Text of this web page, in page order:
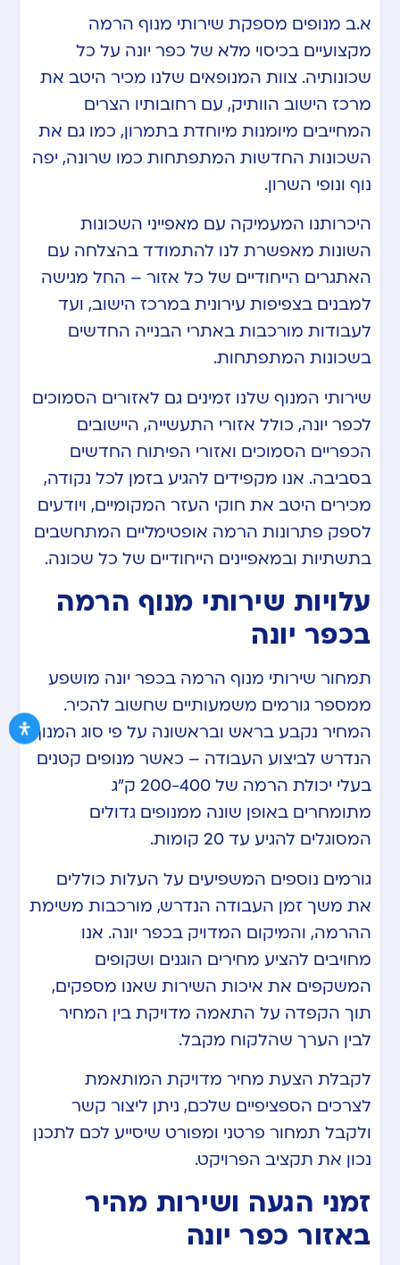
א.ב מנופים מספקת שירותי מנוף הרמה
מקצועיים בכיסוי מלא של כפר יונה על כל
שכונותיה. צוות המנופאים שלנו מכיר היטב את
מרכז הישוב הוותיק, עם רחובותיו הצרים
המחייבים מיומנות מיוחדת בתמרון, כמו גם את
השכונות החדשות המתפתחות כמו שרונה, יפה
נוף ונופי השרון.
היכרותנו המעמיקה עם מאפייני השכונות
השונות מאפשרת לנו להתמודד בהצלחה עם
האתגרים הייחודיים של כל אזור – החל מגישה
למבנים בצפיפות עירונית במרכז הישוב, ועד
לעבודות מורכבות באתרי הבנייה החדשים
בשכונות המתפתחות.
שירותי המנוף שלנו זמינים גם לאזורים הסמוכים
לכפר יונה, כולל אזורי התעשייה, היישובים
הכפריים הסמוכים ואזורי הפיתוח החדשים
בסביבה. אנו מקפידים להגיע בזמן לכל נקודה,
מכירים היטב את חוקי העזר המקומיים, ויודעים
לספק פתרונות הרמה אופטימליים המתחשבים
בתשתיות ובמאפיינים הייחודיים של כל שכונה.
עלויות שירותי מנוף הרמה
בכפר יונה
תמחור שירותי מנוף הרמה בכפר יונה מושפע
ממספר גורמים משמעותיים שחשוב להכיר.
המחיר נקבע בראש ובראשונה על פי סוג המנוף
הנדרש לביצוע העבודה – כאשר מנופים קטנים
בעלי יכולת הרמה של 200-400 ק”ג
מתומחרים באופן שונה ממנופים גדולים
המסוגלים להגיע עד 20 קומות.
גורמים נוספים המשפיעים על העלות כוללים
את משך זמן העבודה הנדרש, מורכבות משימת
ההרמה, והמיקום המדויק בכפר יונה. אנו
מחויבים להציע מחירים הוגנים ושקופים
המשקפים את איכות השירות שאנו מספקים,
תוך הקפדה על התאמה מדויקת בין המחיר
לבין הערך שהלקוח מקבל.
לקבלת הצעת מחיר מדויקת המותאמת
לצרכים הספציפיים שלכם, ניתן ליצור קשר
ולקבל תמחור פרטני ומפורט שיסייע לכם לתכנן
נכון את תקציב הפרויקט.
זמני הגעה ושירות מהיר
באזור כפר יונה